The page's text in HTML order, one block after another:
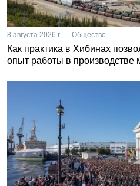
8 августа 2026 г. — Общество
Как практика в Хибинах
опыт работы в производстве